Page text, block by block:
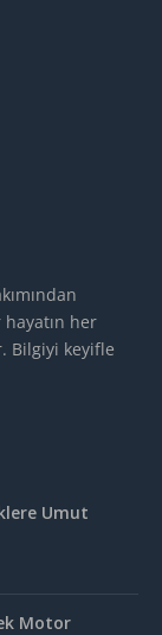
her
Bilgiyi keyifle
Umut
Motor